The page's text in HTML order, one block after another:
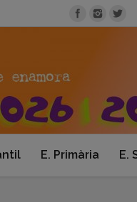
E. Primària E.